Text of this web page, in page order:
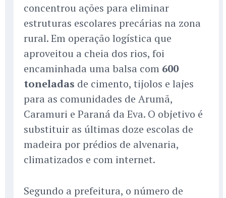
concentrou ações para eliminar
estruturas escolares precárias na zona
rural. Em operação logística que
aproveitou a cheia dos rios, foi
encaminhada uma balsa com 600
toneladas de cimento, tijolos e lajes
para as comunidades de Arumã,
Caramuri e Paraná da Eva. O objetivo é
substituir as últimas doze escolas de
madeira por prédios de alvenaria,
climatizados e com internet.
Segundo a prefeitura, o número de